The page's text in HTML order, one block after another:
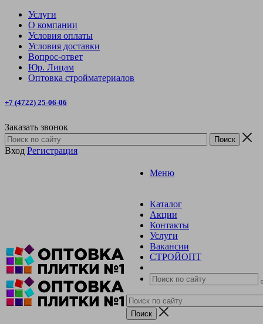
Услуги
О компании
Условия оплаты
Условия доставки
Вопрос-ответ
Юр. Лицам
Оптовка стройматериалов
+7 (4722) 25-06-06
Заказать звонок
Вход Регистрация
Меню
Каталог
Акции
Контакты
Услуги
Вакансии
СТРОЙОПТ